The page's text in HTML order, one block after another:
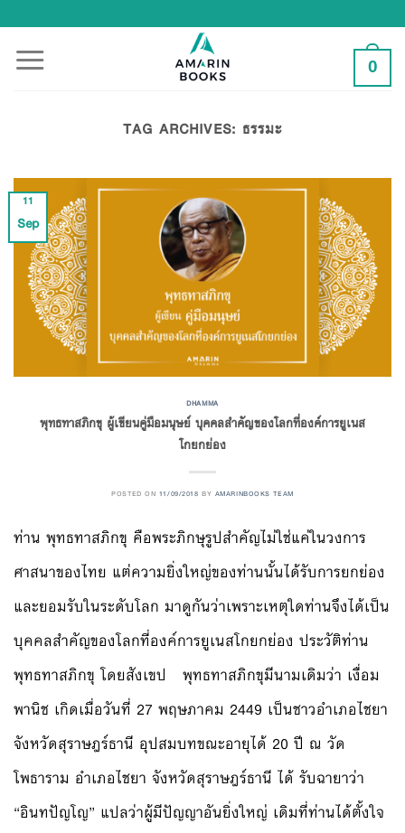
to
content
0
TAG ARCHIVES: ธรรมะ
11
Sep
DHAMMA
พุทธทาสภิกขุ ผู้เขียนคู่มือมนุษย์ บุคคลสำคัญของโลกที่องค์การยูเนส
โกยกย่อง
POSTED ON 11/09/2018 BY AMARINBOOKS TEAM
ท่าน พุทธทาสภิกขุ คือพระภิกษุรูปสำคัญไม่ใช่แค่ในวงการ
ศาสนาของไทย แต่ความยิ่งใหญ่ของท่านนั้นได้รับการยกย่อง
และยอมรับในระดับโลก มาดูกันว่าเพราะเหตุใดท่านจึงได้เป็น
บุคคลสำคัญของโลกที่องค์การยูเนสโกยกย่อง ประวัติท่าน
พุทธทาสภิกขุ โดยสังเขป พุทธทาสภิกขุมีนามเดิมว่า เงื่อม
พานิช เกิดเมื่อวันที่ 27 พฤษภาคม 2449 เป็นชาวอำเภอไชยา
จังหวัดสุราษฎร์ธานี อุปสมบทขณะอายุได้ 20 ปี ณ วัด
โพธาราม อำเภอไชยา จังหวัดสุราษฎร์ธานี ได้ รับฉายาว่า
“อินทปัญโญ” แปลว่าผู้มีปัญญาอันยิ่งใหญ่ เดิมที่ท่านได้ตั้งใจ